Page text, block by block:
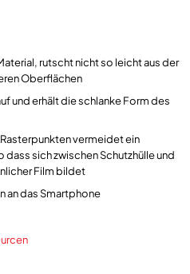
rutscht nicht so leicht aus der
Oberflächen
und erhält die schlanke Form des
vermeidet ein
sich zwischen Schutzhülle und
Film bildet
an das Smartphone